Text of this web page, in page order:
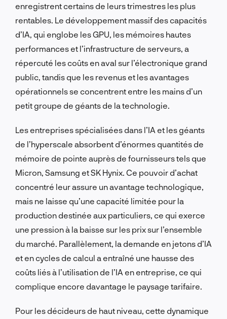
enregistrent certains de leurs trimestres les plus
rentables. Le développement massif des capacités
d’IA, qui englobe les GPU, les mémoires hautes
performances et l’infrastructure de serveurs, a
répercuté les coûts en aval sur l’électronique grand
public, tandis que les revenus et les avantages
opérationnels se concentrent entre les mains d’un
petit groupe de géants de la technologie.
Les entreprises spécialisées dans l’IA et les géants
de l’hyperscale absorbent d’énormes quantités de
mémoire de pointe auprès de fournisseurs tels que
Micron, Samsung et SK Hynix. Ce pouvoir d’achat
concentré leur assure un avantage technologique,
mais ne laisse qu’une capacité limitée pour la
production destinée aux particuliers, ce qui exerce
une pression à la baisse sur les prix sur l’ensemble
du marché. Parallèlement, la demande en jetons d’IA
et en cycles de calcul a entraîné une hausse des
coûts liés à l’utilisation de l’IA en entreprise, ce qui
complique encore davantage le paysage tarifaire.
Pour les décideurs de haut niveau, cette dynamique